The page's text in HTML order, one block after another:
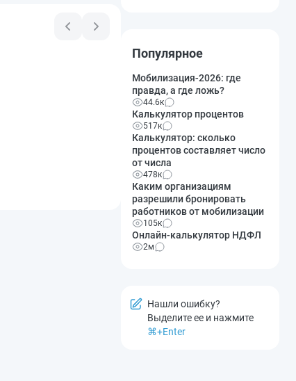
Популярное
Мобилизация-2026: где
правда, а где ложь?
44.6к
Калькулятор процентов
517к
Калькулятор: сколько
процентов составляет число
от числа
478к
Каким организациям
разрешили бронировать
работников от мобилизации
105к
Онлайн-калькулятор НДФЛ
2м
Нашли ошибку?
Выделите ее и нажмите
⌘+Enter